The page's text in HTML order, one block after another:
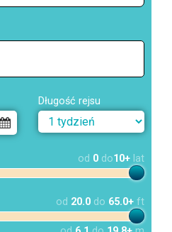
Długość rejsu
od 0 do10+ lat
od 20.0 do 65.0+ ft